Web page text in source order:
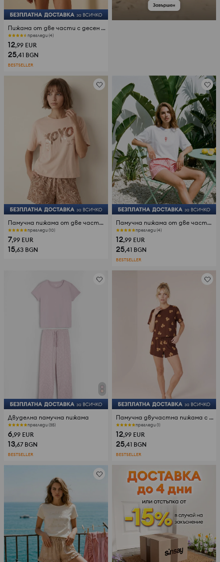
Пижама от две части с десен на сърца и добавка вискоза
прегледи (4)
12,99 EUR
25,41 BGN
BESTSELLER
Памучна пижама от две части с блестящ принт с мотив зебра
прегледи (10)
7,99 EUR
15,63 BGN
Памучна пижама от две части с бродерия
прегледи (4)
12,99 EUR
25,41 BGN
BESTSELLER
Двуделна памучна пижама
прегледи (35)
6,99 EUR
13,67 BGN
BESTSELLER
Памучна двучастна пижама с мотив на мечета
прегледи (1)
12,99 EUR
25,41 BGN
BESTSELLER